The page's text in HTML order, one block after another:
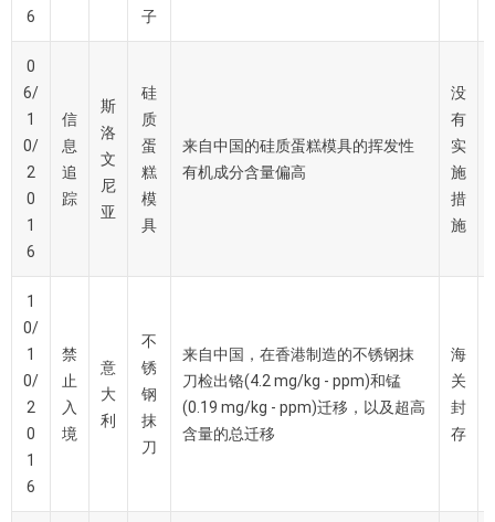
6
子
0
6/
1
0/
2
0
1
6
信
息
追
踪
斯
洛
文
尼
亚
硅
质
蛋
糕
模
具
来自中国的硅质蛋糕模具的挥发性
有机成分含量偏高
没
有
实
施
措
施
1
0/
1
0/
2
0
1
6
禁
止
入
境
意
大
利
不
锈
钢
抹
刀
来自中国，在香港制造的不锈钢抹
刀检出铬(4.2 mg/kg - ppm)和锰
(0.19 mg/kg - ppm)迁移，以及超高
含量的总迁移
海
关
封
存